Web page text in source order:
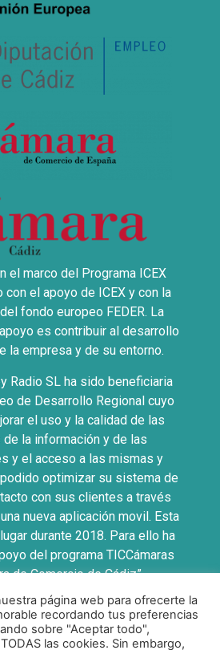
el marco del Programa ICEX
con el apoyo de ICEX y con la
fondo europeo FEDER. La
es contribuir al desarrollo
la empresa y de su entorno.
Radio SL ha sido beneficiaria
de Desarrollo Regional cuyo
el uso y la calidad de las
la información y de las
y el acceso a las mismas y
optimizar su sistema de
con sus clientes a través
nueva aplicación movil. Esta
durante 2018. Para ello ha
del programa TICCámaras
de Comercio de Cádiz”.
DE HACER EUROPA
página web para ofrecerte la
recordando tus preferencias
sobre "Aceptar todo",
las cookies. Sin embargo,